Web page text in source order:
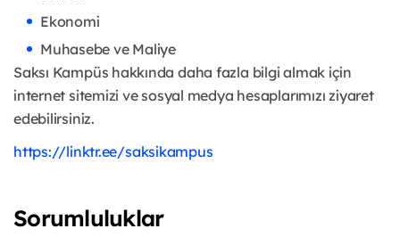
Ekonomi
Muhasebe ve Maliye
Saksı Kampüs hakkında daha fazla bilgi almak için
internet sitemizi ve sosyal medya hesaplarımızı ziyaret
edebilirsiniz.
https://linktr.ee/saksikampus
Sorumluluklar